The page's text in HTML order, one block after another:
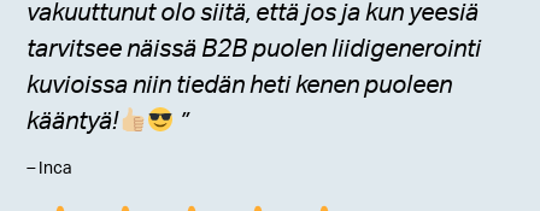
vakuuttunut olo siitä, että jos ja kun yeesiä
tarvitsee näissä B2B puolen liidigenerointi
kuvioissa niin tiedän heti kenen puoleen
kääntyä!
”
– Inca